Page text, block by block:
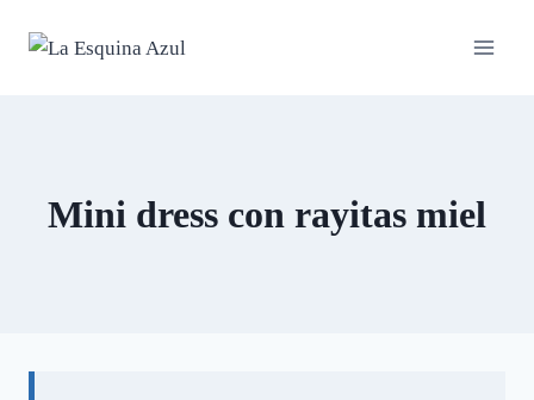
Mini dress con rayitas miel